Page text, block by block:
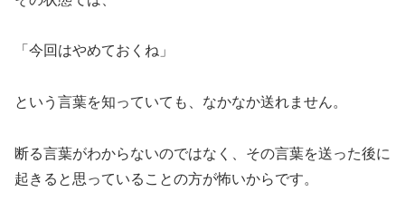
「今回はやめておくね」
という言葉を知っていても、なかなか送れません。
断る言葉がわからないのではなく、その言葉を送った後に
起きると思っていることの方が怖いからです。